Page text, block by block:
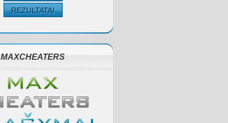
REZULTATAI
MAXCHEATERS